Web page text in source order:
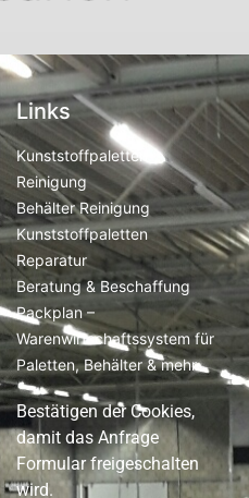
Links
Kunststoffpaletten
Reinigung
Behälter Reinigung
Kunststoffpaletten
Reparatur
Beratung & Beschaffung
Packplan –
Warenwirtschaftssystem für
Paletten, Behälter & mehr
Bestätigen der Cookies,
damit das Anfrage
Formular freigeschalten
wird.